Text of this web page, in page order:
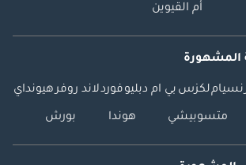
أم القيوين
المشهورة
نسياملكزس بي ام دبليوفوردلاند روفرهيونداي
متسوبيشي هوندا بورش